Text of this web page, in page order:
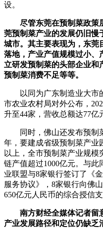
设。
尽管东莞在预制菜政策
莞预制菜产业的发展仍旧慢
城市。其主要表现为，东莞
落地，产业产值规模过小、
立研发预制菜的头部企业和
预制菜消费不足等等。
以同为广东制造业大市
市农业农村局对外公布，
升至44家，营收总额达77亿
同时，佛山还发布预制
年，要建成省级预制菜产业
以上，全市预制菜产业规模
链产值超过1000亿元。与
业联盟与8家银行签订了《
服务协议》，8家银行向佛
650亿元人民币的综合授信支
南方财经全媒体记者留
产业发展路径和定位仍缺乏